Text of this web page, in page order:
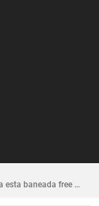
Como saber si mi cuenta esta baneada free fire